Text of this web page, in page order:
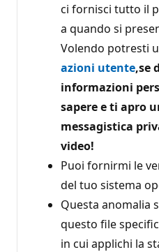
ci fornisci tutto il
a quando si
Volendo potresti
azioni utente,se
informazioni
sapere e ti apro
messagistica
video!
Puoi fornirmi le
del tuo sistema
Questa anomalia
questo file
in cui applichi la